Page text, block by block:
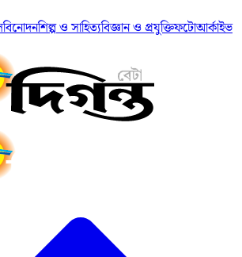
বিনোদনশিল্প ও সাহিত্যবিজ্ঞান ও প্রযুক্তিফটোআর্কাইভ